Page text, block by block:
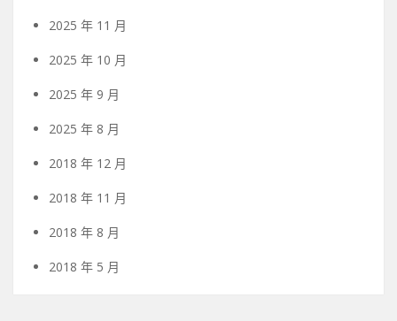
2025 年 11 月
2025 年 10 月
2025 年 9 月
2025 年 8 月
2018 年 12 月
2018 年 11 月
2018 年 8 月
2018 年 5 月